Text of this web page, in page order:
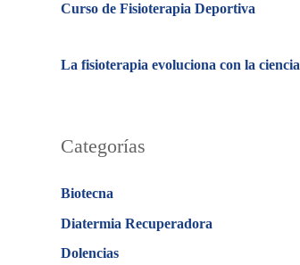
Curso de Fisioterapia Deportiva
La fisioterapia evoluciona con la ciencia
Categorías
Biotecna
Diatermia Recuperadora
Dolencias